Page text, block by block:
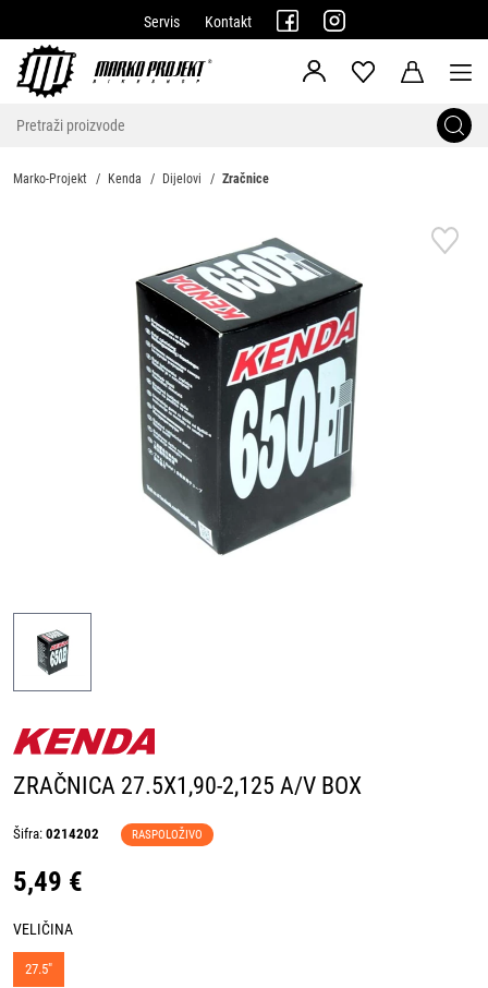
Servis Kontakt
Marko-Projekt Kenda Dijelovi Zračnice
ZRAČNICA 27.5X1,90-2,125 A/V BOX
Šifra: 0214202 RASPOLOŽIVO
5,49 €
VELIČINA
27.5"